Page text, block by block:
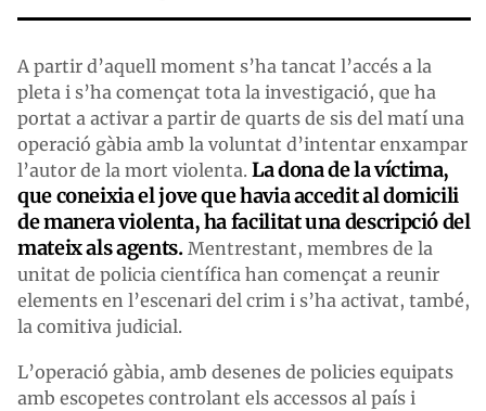
A partir d’aquell moment s’ha tancat l’accés a la
pleta i s’ha començat tota la investigació, que ha
portat a activar a partir de quarts de sis del matí una
operació gàbia amb la voluntat d’intentar enxampar
l’autor de la mort violenta. La dona de la víctima,
que coneixia el jove que havia accedit al domicili
de manera violenta, ha facilitat una descripció del
mateix als agents.Mentrestant, membres de la
unitat de policia científica han començat a reunir
elements en l’escenari del crim i s’ha activat, també,
la comitiva judicial.
L’operació gàbia, amb desenes de policies equipats
amb escopetes controlant els accessos al país i